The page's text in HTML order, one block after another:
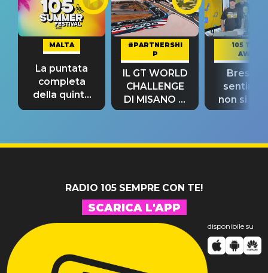
MALTA
La puntata
completa
della quinta
tappa
#PARTNERSHI
P
IL GT WORLD
CHALLENGE
DI MISANO si
riconferma
105 TAKE
AWAY
Bresh:
non si
fino alla
RADIO 105 SEMPRE CON TE!
SCARICA L'APP
disponibile su